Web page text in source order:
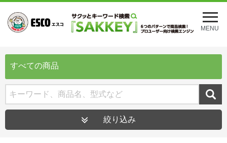
メ
ニ
ュ
を
MENU
すべての商品
絞り込み